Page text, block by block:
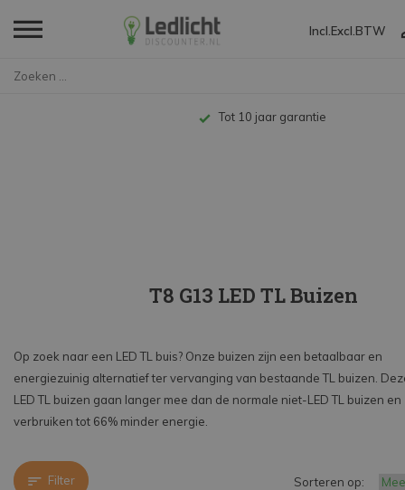
Incl. Excl. BTW
Tot 10 jaar garantie
T8 G13 LED TL Buizen
Op zoek naar een LED TL buis? Onze buizen zijn een betaalbaar en
energiezuinig alternatief ter vervanging van bestaande TL buizen.
LED TL buizen gaan langer mee dan de normale niet-LED TL buizen en
verbruiken tot 66% minder energie.
Filter Sorteren op: